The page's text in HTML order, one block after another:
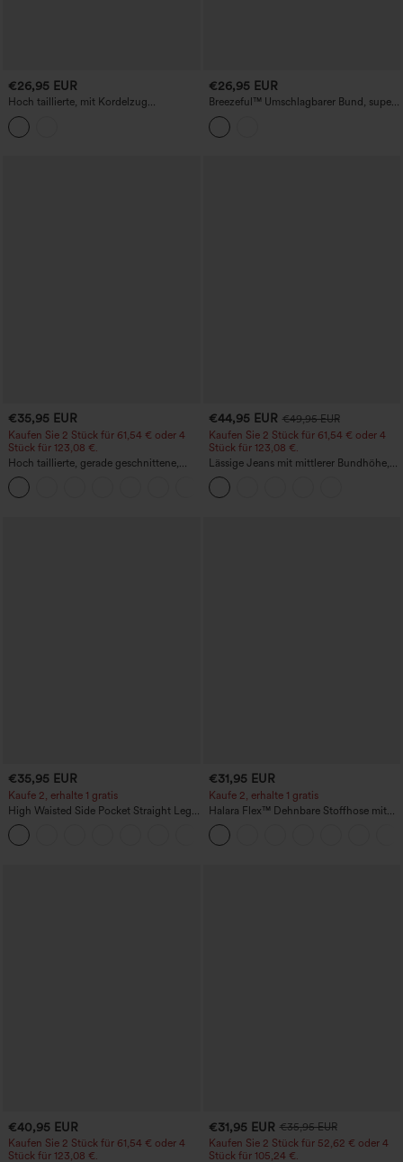
€26,95 EUR
Hoch taillierte, mit Kordelzug
versehene, elastische Popeline-Baggy-
Shorts mit Taschen
€26,95 EUR
Breezeful™ Umschlagbarer Bund, super
hoher Taillenschnitt, überkreuzter Saum
- 2-in-1 schnelltrocknende
Trainingsshorts mit Taschen
€35,95 EUR
Kaufen Sie 2 Stück für 61,54 € oder 4
Stück für 123,08 €.
Hoch taillierte, gerade geschnittene,
legere Leinen-Optik-Hose mit Taschen
€44,95 EUR €49,95 EUR
Kaufen Sie 2 Stück für 61,54 € oder 4
Stück für 123,08 €.
Lässige Jeans mit mittlerer Bundhöhe,
Kordelzug und Taschen
€35,95 EUR
Kaufe 2, erhalte 1 gratis
High Waisted Side Pocket Straight Leg
Work Pants
€31,95 EUR
Kaufe 2, erhalte 1 gratis
Halara Flex™ Dehnbare Stoffhose mit
hohem Bund und Seitentasche hinten
€40,95 EUR
Kaufen Sie 2 Stück für 61,54 € oder 4
Stück für 123,08 €.
€31,95 EUR €35,95 EUR
Kaufen Sie 2 Stück für 52,62 € oder 4
Stück für 105,24 €.